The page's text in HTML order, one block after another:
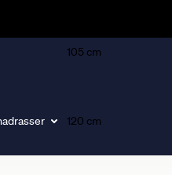
105 cm
120 cm